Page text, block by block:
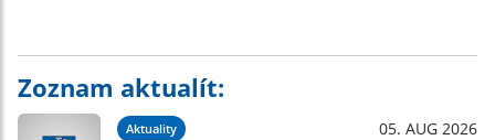
Zoznam aktualít:
Aktuality 05. AUG 2026